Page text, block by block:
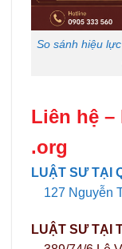
So sánh hiệu
Liên hệ –
.org
LUẬT SƯ TẠI
127 Nguyễn
LUẬT SƯ TẠI